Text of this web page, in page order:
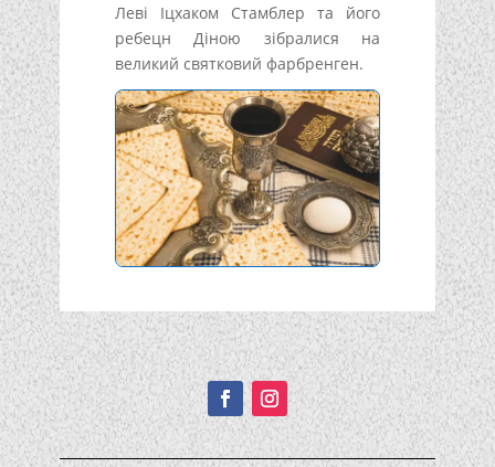
Леві Іцхаком Стамблер та його
ребецн Діною зібралися на
великий святковий фарбренген.
Подписывайтесь!